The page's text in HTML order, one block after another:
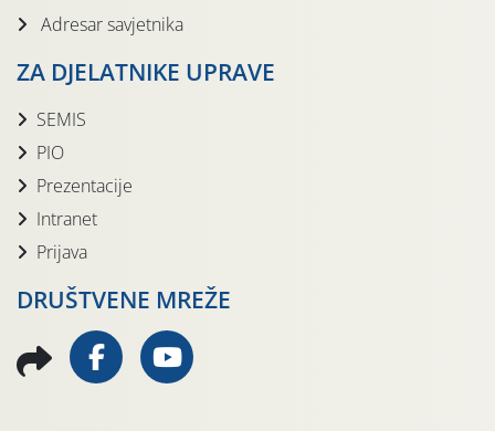
Adresar savjetnika
ZA DJELATNIKE UPRAVE
SEMIS
PIO
Prezentacije
Intranet
Prijava
DRUŠTVENE MREŽE